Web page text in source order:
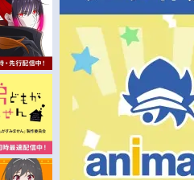
無料マンガ